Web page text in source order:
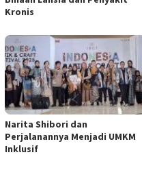
Kronis
Narita Shibori dan
Perjalanannya Menjadi UMKM
Inklusif